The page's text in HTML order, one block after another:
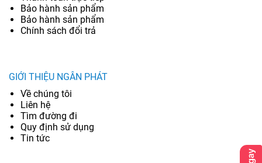
Bảo hành sản phẩm
Bảo hành sản phẩm
Chính sách đổi trả
GIỚI THIỆU NGÂN PHÁT
Về chúng tôi
Liên hệ
Tìm đường đi
Quy định sử dụng
Tin tức